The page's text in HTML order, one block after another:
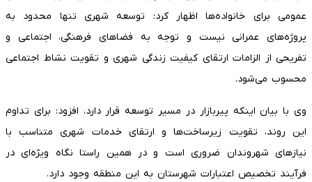
عمومی برای خانواده‌ها اظهار کرد: توسعه شهری تنها محدود به
پروژه‌های عمرانی نیست و توجه به فضاهای فرهنگی، اجتماعی و
تفریحی از الزامات ارتقای کیفیت زندگی شهری و تقویت نشاط اجتماعی
محسوب می‌شود.
وی با بیان اینکه پیربازار در مسیر توسعه قرار دارد، افزود: برای تداوم
این روند، تقویت زیرساخت‌ها و ارتقای خدمات شهری متناسب با
نیازهای شهروندان ضروری است و در همین راستا نگاه ویژه‌ای در
فرآیند تخصیص اعتبارات شهرستان به این منطقه وجود دارد.